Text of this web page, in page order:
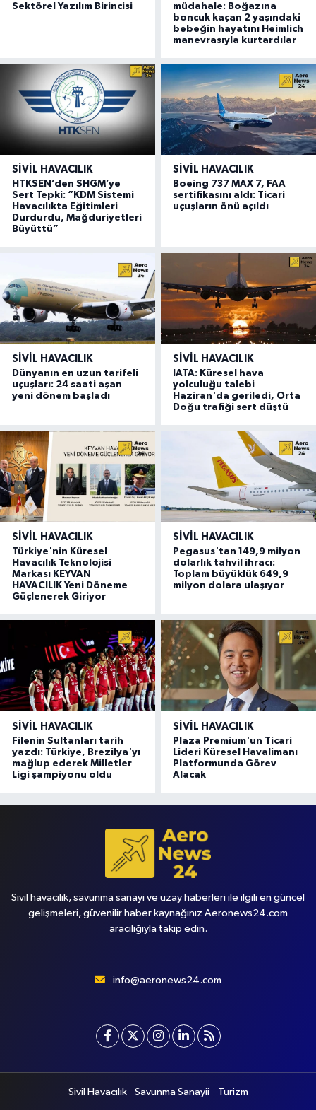
Sektörel Yazılım Birincisi
müdahale: Boğazına
boncuk kaçan 2 yaşındaki
bebeğin hayatını Heimlich
manevrasıyla kurtardılar
SIVIL HAVACILIK
HTKSEN’den SHGM’ye
Sert Tepki: “KDM Sistemi
Havacılıkta Eğitimleri
Durdurdu, Mağduriyetleri
Büyüttü”
SIVIL HAVACILIK
Boeing 737 MAX 7, FAA
sertifikasını aldı: Ticari
uçuşların önü açıldı
SIVIL HAVACILIK
Dünyanın en uzun tarifeli
uçuşları: 24 saati aşan
yeni dönem başladı
SIVIL HAVACILIK
IATA: Küresel hava
yolculuğu talebi
Haziran'da geriledi, Orta
Doğu trafiği sert düştü
SIVIL HAVACILIK
Türkiye'nin Küresel
Havacılık Teknolojisi
Markası KEYVAN
HAVACILIK Yeni Döneme
Güçlenerek Giriyor
SIVIL HAVACILIK
Pegasus'tan 149,9 milyon
dolarlık tahvil ihracı:
Toplam büyüklük 649,9
milyon dolara ulaşıyor
SIVIL HAVACILIK
Filenin Sultanları tarih
yazdı: Türkiye, Brezilya'yı
mağlup ederek Milletler
Ligi şampiyonu oldu
SIVIL HAVACILIK
Plaza Premium'un Ticari
Lideri Küresel Havalimanı
Platformunda Görev
Alacak
Sivil havacılık, savunma sanayi ve uzay haberleri ile ilgili en güncel
gelişmeleri, güvenilir haber kaynağınız Aeronews24.com
aracılığıyla takip edin.
info@aeronews24.com
Sivil Havacılık Savunma Sanayii Turizm